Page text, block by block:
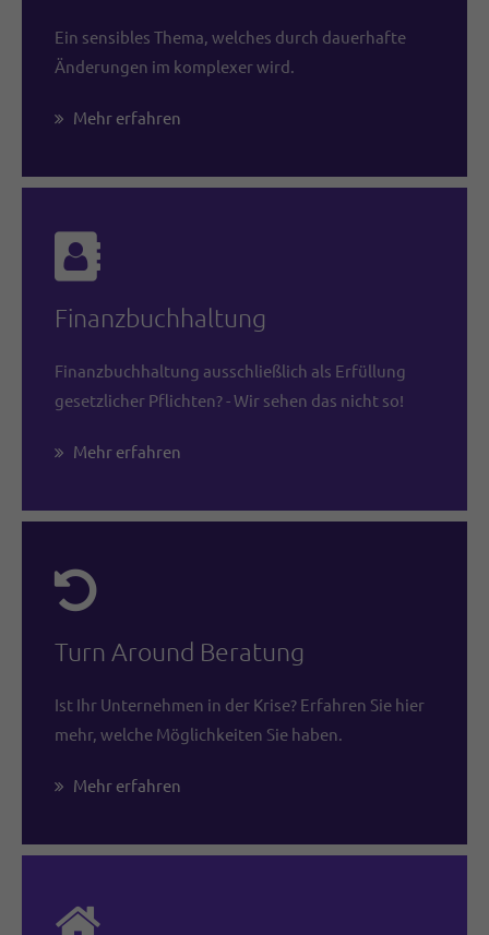
Ein sensibles Thema, welches durch dauerhafte
Änderungen im komplexer wird.
Mehr erfahren
Finanzbuchhaltung
Finanzbuchhaltung ausschließlich als Erfüllung
gesetzlicher Pflichten? - Wir sehen das nicht so!
Mehr erfahren
Turn Around Beratung
Ist Ihr Unternehmen in der Krise? Erfahren Sie hier
mehr, welche Möglichkeiten Sie haben.
Mehr erfahren